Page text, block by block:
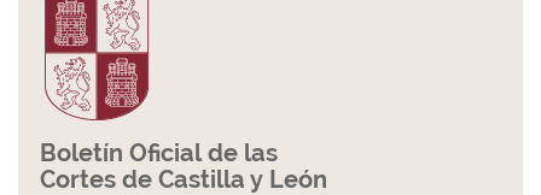
Boletín Oficial de las
Cortes de Castilla y León